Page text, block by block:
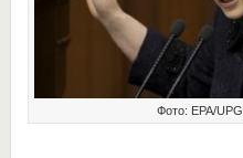
Фото: ЕРА/UPG